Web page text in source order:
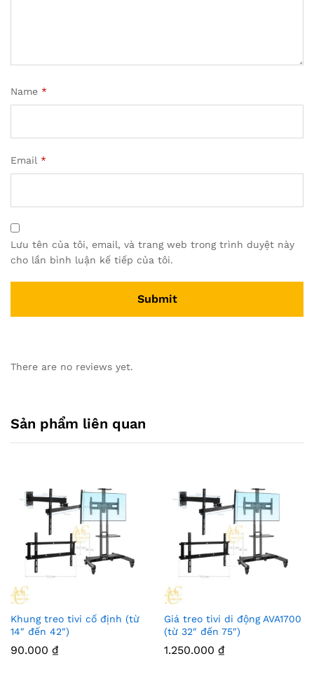
Name *
Email *
Lưu tên của tôi, email, và trang web trong trình duyệt này
cho lần bình luận kế tiếp của tôi.
There are no reviews yet.
Sản phẩm liên quan
Khung treo tivi cố định (từ
14″ đến 42″)
90.000 ₫
Giá treo tivi di động AVA1700
(từ 32″ đến 75″)
1.250.000 ₫